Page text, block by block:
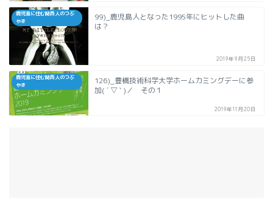
鹿児島に住む関西人のつぶ
やき
99)_鹿児島人となった1995年にヒットした曲
は？
2019年9月25日
鹿児島に住む関西人のつぶ
やき
126)_豊橋技術科学大学ホームカミングデーに参
加( ´ ▽ ` )／ その１
2019年11月20日